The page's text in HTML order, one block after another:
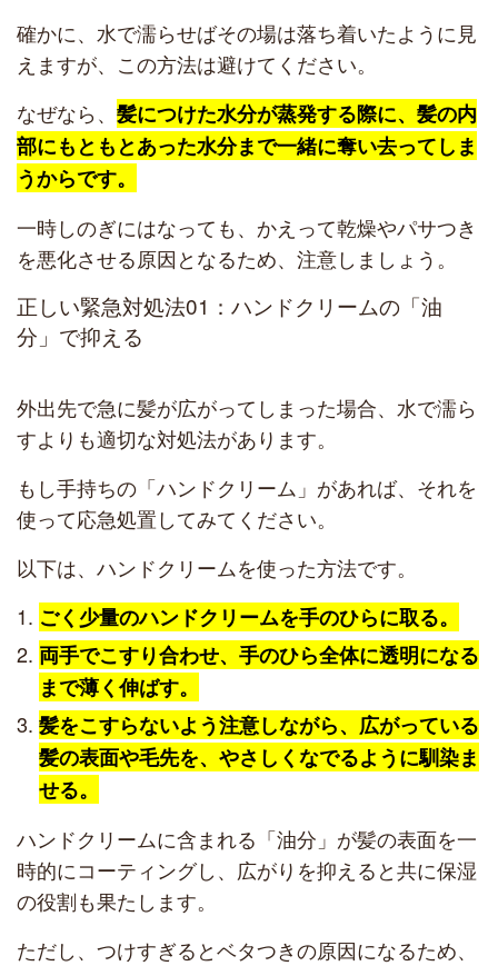
確かに、水で濡らせばその場は落ち着いたように見
えますが、この方法は避けてください。
なぜなら、 髪につけた水分が蒸発する際に、髪の内
部にもともとあった水分まで一緒に奪い去ってしま
うからです。
一時しのぎにはなっても、かえって乾燥やパサつき
を悪化させる原因となるため、注意しましょう。
正しい緊急対処法01：ハンドクリームの「油
分」で抑える
外出先で急に髪が広がってしまった場合、水で濡ら
すよりも適切な対処法があります。
もし手持ちの「ハンドクリーム」があれば、それを
使って応急処置してみてください。
以下は、ハンドクリームを使った方法です。
ごく少量のハンドクリームを手のひらに取る。
両手でこすり合わせ、手のひら全体に透明になる
まで薄く伸ばす。
髪をこすらないよう注意しながら、広がっている
髪の表面や毛先を、やさしくなでるように馴染ま
せる。
ハンドクリームに含まれる「油分」が髪の表面を一
時的にコーティングし、広がりを抑えると共に保湿
の役割も果たします。
ただし、つけすぎるとベタつきの原因になるため、